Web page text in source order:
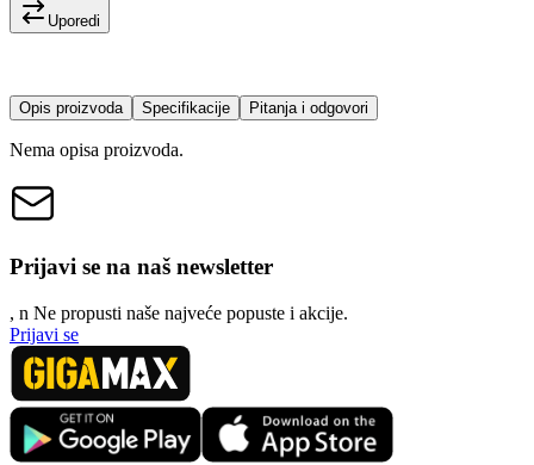
Uporedi
Opis proizvoda Specifikacije Pitanja i odgovori
Nema opisa proizvoda.
Prijavi se na naš newsletter
, n Ne propusti naše najveće popuste i akcije.
Prijavi se